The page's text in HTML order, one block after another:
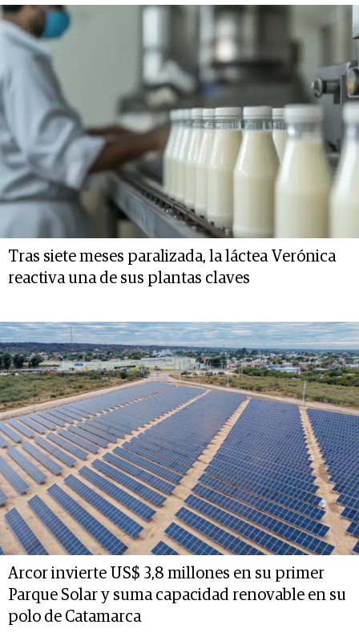
Tras siete meses paralizada, la láctea Verónica
reactiva una de sus plantas claves
Arcor invierte US$ 3,8 millones en su primer
Parque Solar y suma capacidad renovable en su
polo de Catamarca